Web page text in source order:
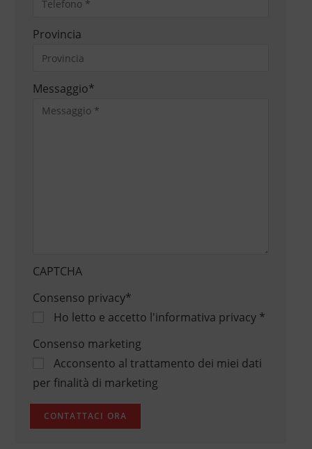
Provincia
Messaggio*
CAPTCHA
Consenso privacy*
Ho letto e accetto l'informativa privacy*
Consenso marketing
Acconsento al trattamento dei miei dati
per finalità di marketing